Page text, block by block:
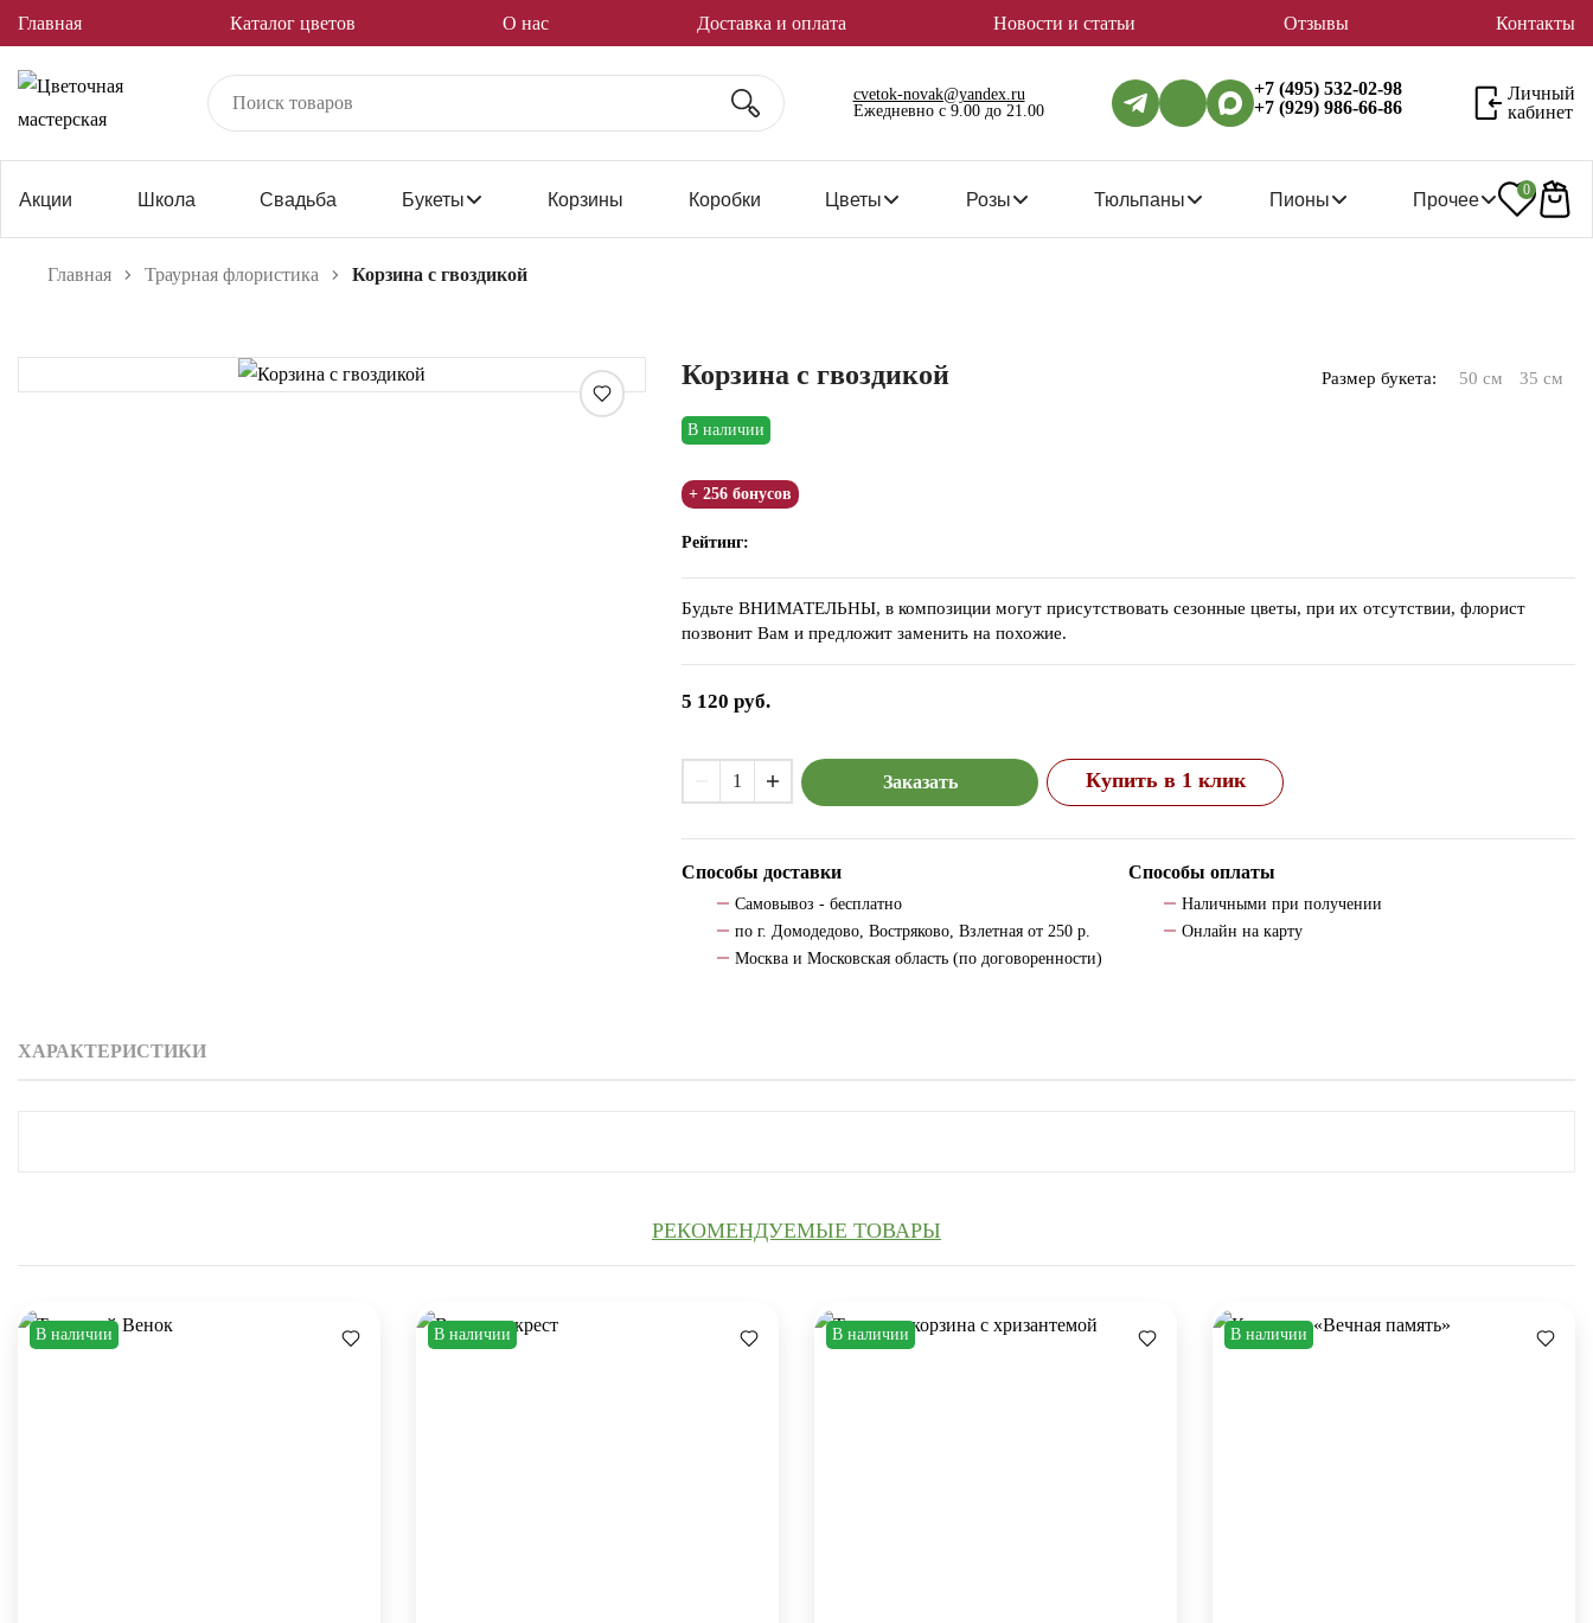
Главная Каталог цветов О нас Доставка и оплата Новости и статьи Отзывы Контакты
cvetok-novak@yandex.ru
Ежедневно с 9.00 до 21.00
+7 (495) 532-02-98
+7 (929) 986-66-86
Личный
кабинет
Акции Школа Свадьба Букеты Корзины Коробки Цветы Розы Тюльпаны Пионы Прочее 0
Главная Траурная флористика Корзина с гвоздикой
Увеличить Размер букета: 50 см 35 см
Корзина с гвоздикой
В наличии
+ 256 бонусов
Рейтинг:
Будьте ВНИМАТЕЛЬНЫ, в композиции могут присутствовать сезонные цветы, при их отсутствии, флорист
позвонит Вам и предложит заменить на похожие.
5 120 руб.
Заказать Купить в 1 клик
Способы доставки
Самовывоз - бесплатно
по г. Домодедово, Востряково, Взлетная от 250 р.
Москва и Московская область (по договоренности)
Способы оплаты
Наличными при получении
Онлайн на карту
ХАРАКТЕРИСТИКИ
РЕКОМЕНДУЕМЫЕ ТОВАРЫ
В наличии В наличии В наличии В наличии